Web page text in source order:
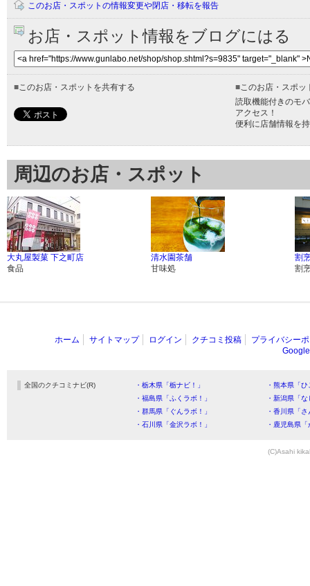
このお店・スポットの情報変更や閉店・移転を報告
お店・スポット情報をブログにはる
■このお店・スポットを共有する ■このお店・スポッ
読取機能付きのモ
アクセス！
便利に店舗情報を
周辺のお店・スポット
大丸屋製菓 下之町店
食品
清水園茶舗
甘味処
割
割
ホーム サイトマップ ログイン クチコミ投稿
プライバシー
全国のクチコミナビ(R) ・栃木県「栃ナビ！」
・熊本県「
・福島県「ふくラボ！」
・新潟県「
・群馬県「ぐんラボ！」
・香川県「
・石川県「金沢ラボ！」
・鹿児島県
(C)Asahi